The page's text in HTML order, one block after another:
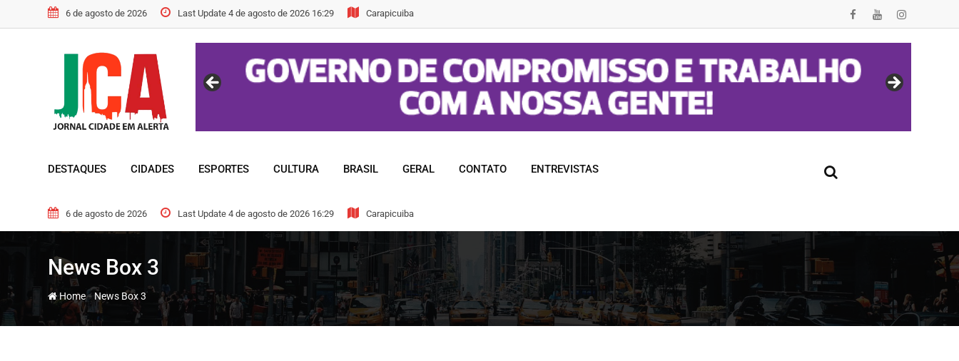
6 de agosto de 2026 Last Update 4 de agosto de 2026 16:29 Carapicuiba
DESTAQUES CIDADES ESPORTES CULTURA BRASIL GERAL CONTATO ENTREVISTAS
6 de agosto de 2026 Last Update 4 de agosto de 2026 16:29 Carapicuiba
News Box 3
Home- News Box 3